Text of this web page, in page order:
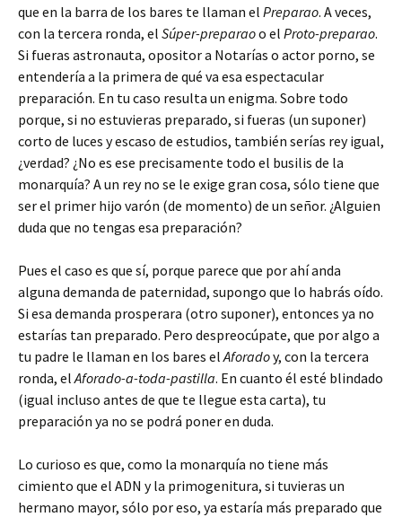
que en la barra de los bares te llaman el Preparao. A veces,
con la tercera ronda, el Súper-preparaoo el Proto-preparao.
Si fueras astronauta, opositor a Notarías o actor porno, se
entendería a la primera de qué va esa espectacular
preparación. En tu caso resulta un enigma. Sobre todo
porque, si no estuvieras preparado, si fueras (un suponer)
corto de luces y escaso de estudios, también serías rey igual,
¿verdad? ¿No es ese precisamente todo el busilis de la
monarquía? A un rey no se le exige gran cosa, sólo tiene que
ser el primer hijo varón (de momento) de un señor. ¿Alguien
duda que no tengas esa preparación?
Pues el caso es que sí, porque parece que por ahí anda
alguna demanda de paternidad, supongo que lo habrás oído.
Si esa demanda prosperara (otro suponer), entonces ya no
estarías tan preparado. Pero despreocúpate, que por algo a
tu padre le llaman en los bares elAforadoy, con la tercera
ronda, elAforado-a-toda-pastilla. En cuanto él esté blindado
(igual incluso antes de que te llegue esta carta), tu
preparación ya no se podrá poner en duda.
Lo curioso es que, como la monarquía no tiene más
cimiento que el ADN y la primogenitura, si tuvieras un
hermano mayor, sólo por eso, ya estaría más preparado que